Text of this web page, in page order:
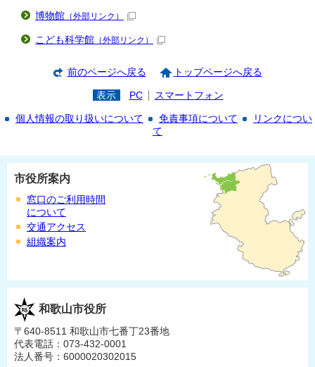
博物館 （外部リンク）
こども科学館 （外部リンク）
前のページへ戻る トップページへ戻る
表示 PC スマートフォン
個人情報の取り扱いについて 免責事項について
リンクについ
て
市役所案内
窓口のご利用時間
について
交通アクセス
組織案内
和歌山市役所
〒640-8511 和歌山市七番丁23番地
代表電話：073-432-0001
法人番号：6000020302015